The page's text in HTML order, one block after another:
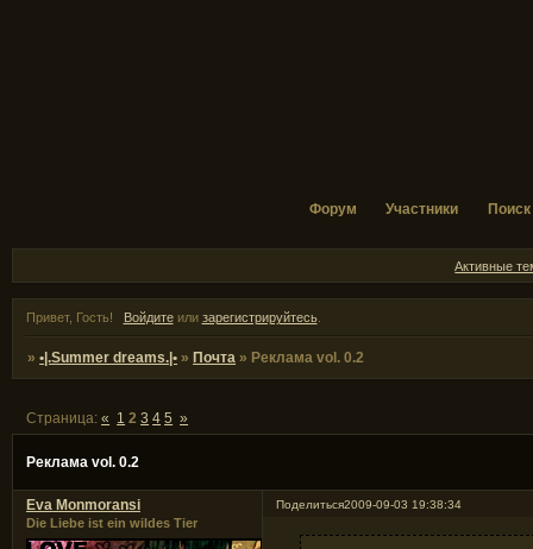
Форум Участники Поиск
Активные
Привет, Гость! Войдитеили зарегистрируйтесь.
»•|.Summer dreams.|• » Почта » Реклама vol. 0.2
Реклама vol. 0.2
Страница:« 1 2 3 4 5 »
Поделиться2009-09-03 19:38:34
Eva Monmoransi
Die Liebe ist ein wildes Tier